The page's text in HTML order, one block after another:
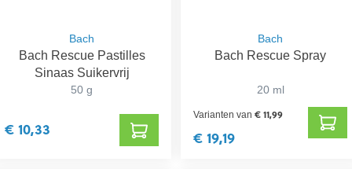
Bach
Bach Rescue Pastilles
Sinaas Suikervrij
50 g
€ 10,33
Bach
Bach Rescue Spray
20 ml
Varianten van€ 11,99
€ 19,19